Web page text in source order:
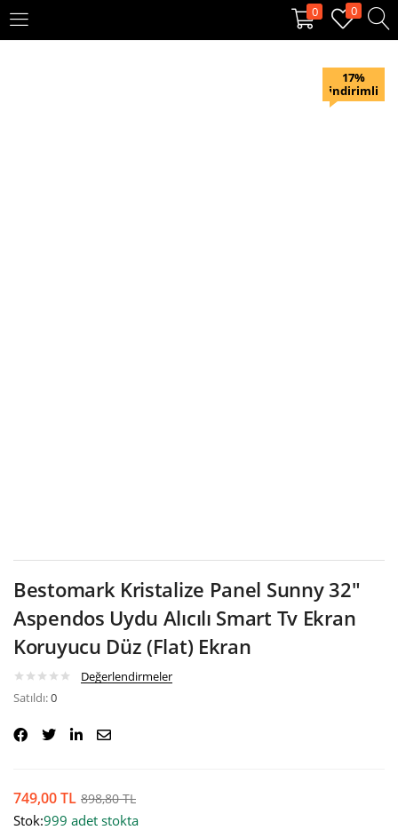
0 0
KAYIT OL
17%
indirimli
Bestomark Kristalize Panel Sunny 32″
Aspendos Uydu Alıcılı Smart Tv Ekran
Koruyucu Düz (Flat) Ekran
Değerlendirmeler
Satıldı:0
749,00TL 898,80TL
Stok:999 adet stokta